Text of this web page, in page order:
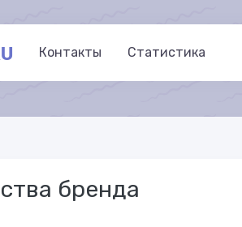
Контакты Статистика
бренда